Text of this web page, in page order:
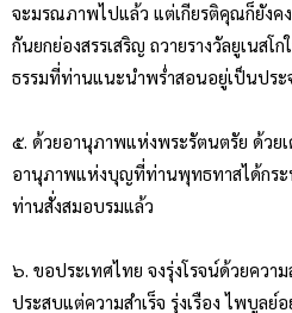
จะมรณภาพไปแล้ว แต่เกียรติคุณก็ยังค
กันยกย่องสรรเสริญ ถวายรางวัลยูเนส
ธรรมที่ท่านแนะนำพร่ำสอนอยู่เป็นประ
๕. ด้วยอานุภาพแห่งพระรัตนตรัย ด้วย
อานุภาพแห่งบุญที่ท่านพุทธทาสได้กร
ท่านสั่งสมอบรมแล้ว
๖. ขอประเทศไทย จงรุ่งโรจน์ด้วยความ
ประสบแต่ความสำเร็จ รุ่งเรือง ไพบูลย์